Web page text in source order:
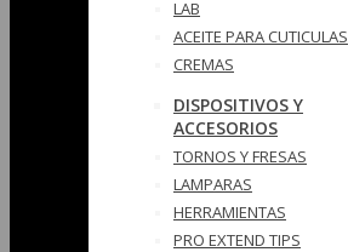
LAB
ACEITE PARA CUTICULAS
CREMAS
DISPOSITIVOS Y
ACCESORIOS
TORNOS Y FRESAS
LAMPARAS
HERRAMIENTAS
PRO EXTEND TIPS